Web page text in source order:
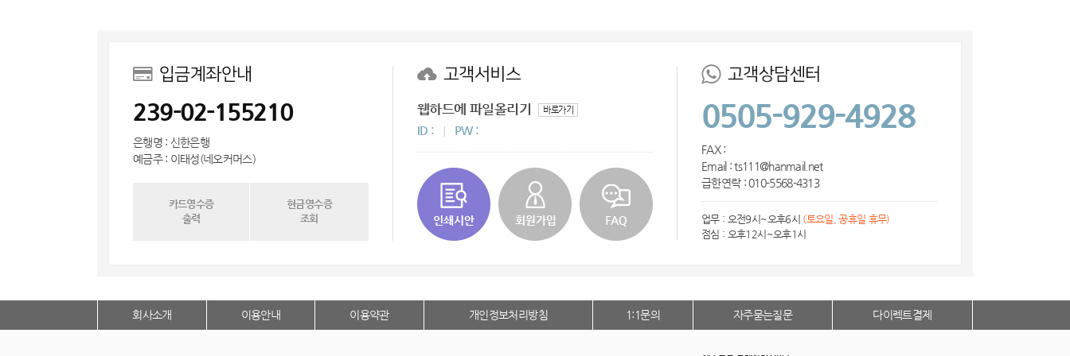
AP-100070
AP-100037
AP-100059
AP-100019
입금계좌안내
239-02-155210
은행명 : 신한은행
예금주 : 이태성(네오커머스)
카드영수증
출력
현금영수증
조회
고객서비스
웹하드에 파일올리기 바로가기
ID : PW :
고객상담센터
0505-929-4928
FAX :
Email : ts111@hanmail.net
급한연락 : 010-5568-4313
업무 : 오전9시~오후6시 (토요일, 공휴일 휴무)
점심 : 오후12시~오후1시
회사소개 이용안내 이용약관 개인정보처리방침 1:1문의 자주묻는질문 다이렉트결제